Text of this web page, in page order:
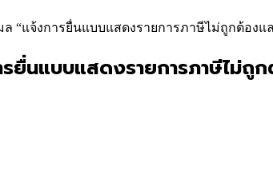
ล “แจ้งการยื่นแบบแสดงรายการภาษีไม่ถูกต้อง
ยื่นแบบแสดงรายการภาษีไม่